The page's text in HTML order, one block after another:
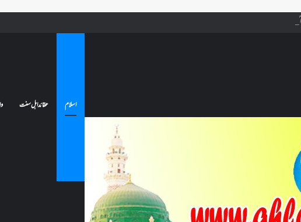
کو احتلام ہو جائے تو کیا اس کا اعتکاف ٹوٹ جائے گا؟فنائے مسجد کسے کہتے ہیں ، اور کیا معتکف فنائے مسجد میں جا سکتا ہے؟
اسلام عقائد اہل سنت